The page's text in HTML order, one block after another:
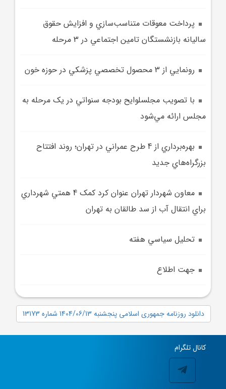
پرداخت معوقات متناسب‌سازي و افزايش حقوق
ساليانه بازنشستگان تامين اجتماعي در 3 مرحله
رونمايي از 3 محصول تخصصي پزشکي در حوزه خون‌
با تصويب مجلسلوايح بودجه سنواتي در يک مرحله به
مجلس ارائه مي‌شود
بهره‌برداري از 4 طرح عمراني در تهران؛ روند افتتاح
بزرگراه‌هاي جديد
معاون شهردار تهران عنوان کرد کمک 4 همتي شهرداري
براي انتقال آب از سد طالقان به تهران
تحليل سياسي هفته
جهت اطلاع
دانلود روزنامه جمهوری اسلامی پنجشنبه 1404/06/13 شماره 13173
کانال تلگرام